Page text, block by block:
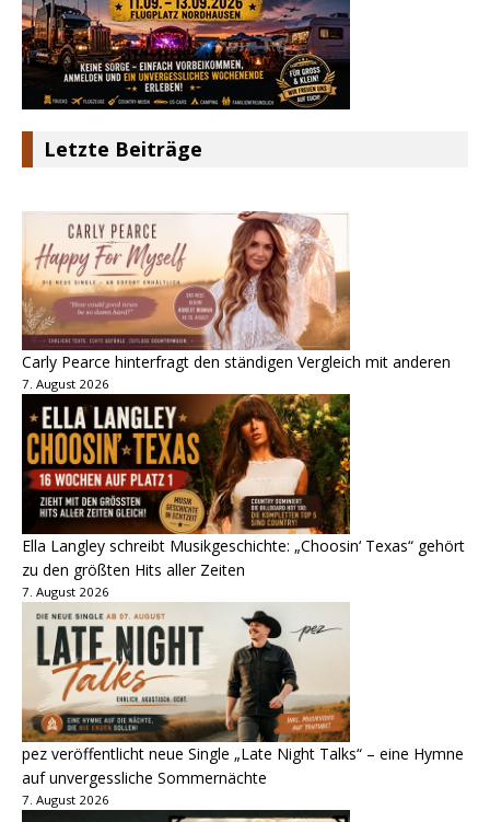
Letzte Beiträge
Carly Pearce hinterfragt den ständigen Vergleich mit anderen
7. August 2026
Ella Langley schreibt Musikgeschichte: „Choosin‘ Texas“ gehört
zu den größten Hits aller Zeiten
7. August 2026
pez veröffentlicht neue Single „Late Night Talks“ – eine Hymne
auf unvergessliche Sommernächte
7. August 2026